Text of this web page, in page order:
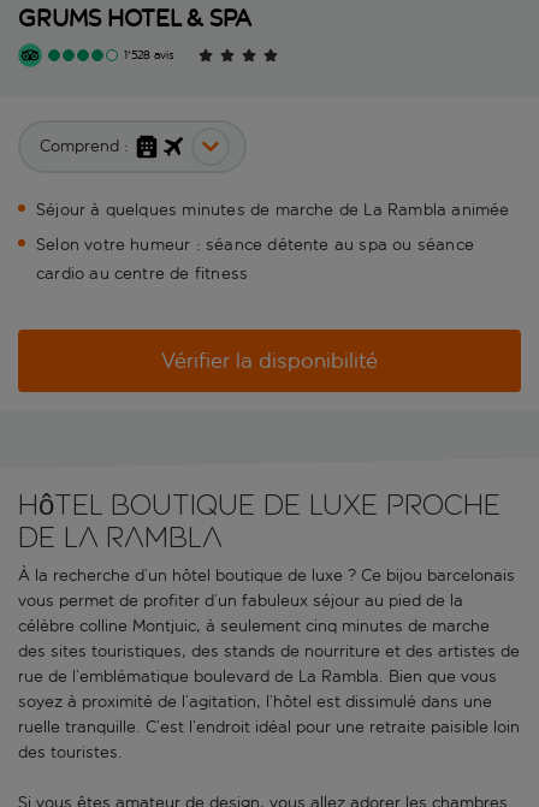
GRUMS HOTEL & SPA
1'528 avis
Comprend :
Séjour à quelques minutes de marche de La Rambla animée
Selon votre humeur : séance détente au spa ou séance
cardio au centre de fitness
Vérifier la disponibilité
Hôtel boutique de luxe proche
de La Rambla
À la recherche d’un hôtel boutique de luxe ? Ce bijou barcelonais
vous permet de profiter d’un fabuleux séjour au pied de la
célèbre colline Montjuic, à seulement cinq minutes de marche
des sites touristiques, des stands de nourriture et des artistes de
rue de l’emblématique boulevard de La Rambla. Bien que vous
soyez à proximité de l’agitation, l’hôtel est dissimulé dans une
ruelle tranquille. C’est l’endroit idéal pour une retraite paisible loin
des touristes.